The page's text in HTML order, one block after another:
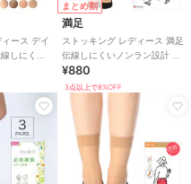
ース デイ
しにくい
地
まとめ割
満足
ストッキング レディース 満足
伝線しにくいノンラン設計 無
地 JM-L
¥880
3点以上で8%OFF